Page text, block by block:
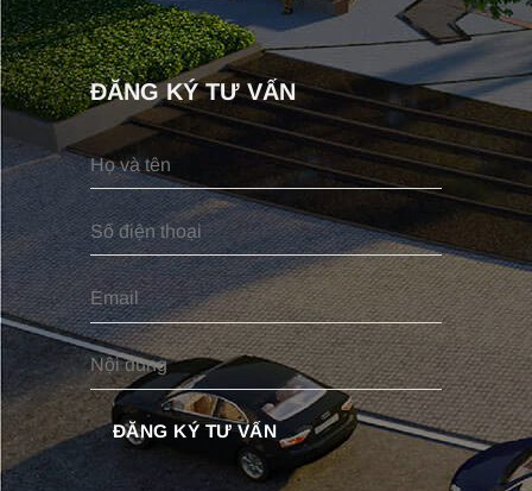
ĐĂNG KÝ TƯ VẤN